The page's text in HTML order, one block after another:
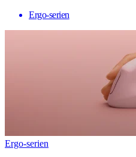
Ergo-serien
Ergo-serien